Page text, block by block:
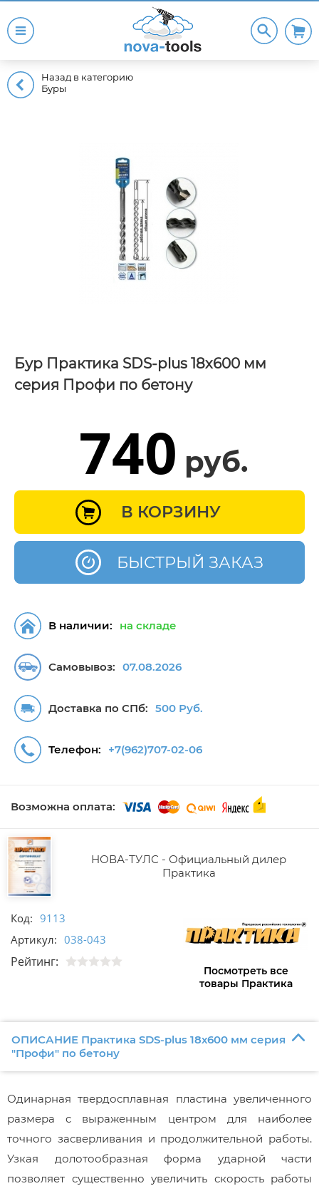
Назад в категорию
Буры
Бур Практика SDS-plus 18х600 мм
серия Профи по бетону
740 руб.
БЫСТРЫЙ ЗАКАЗ
В КОРЗИНУ
Самовывоз: 07.08.2026
Доставка по СПб: 500 Руб.
В наличии: на складе
Телефон: +7(962)707-02-06
Возможна оплата:
НОВА-ТУЛС - Официальный дилер
Практика
Код: 9113
Артикул: 038-043
Рейтинг:
Посмотреть все
товары Практика
ОПИСАНИЕ Практика SDS-plus 18х600 мм серия
"Профи" по бетону
Одинарная твердосплавная пластина увеличенного
размера с выраженным центром для наиболее
точного засверливания и продолжительной работы.
Узкая долотообразная форма ударной части
позволяет существенно увеличить скорость работы